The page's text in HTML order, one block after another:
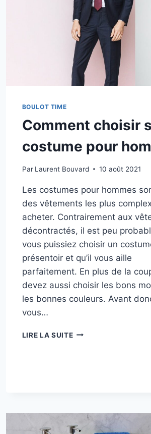
BOULOT TIME
Comment choisir
costume pour
Par Laurent Bouvard 10 août 2021
Les costumes pour hommes
des vêtements les plus
acheter. Contrairement aux
décontractés, il est peu
vous puissiez choisir un
présentoir et qu’il vous aille
parfaitement. En plus de la
devez aussi choisir les bons
les bonnes couleurs. Avant
vous…
LIRE LA SUITECOMMENT